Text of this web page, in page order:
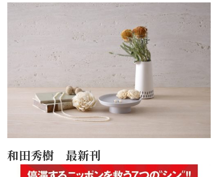
和田秀樹 最新刊